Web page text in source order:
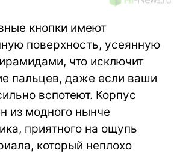
кнопки имеют
поверхность, усеянную
что исключит
пальцев, даже если ваши
вспотеют. Корпус
из модного нынче
приятного на ощупь
который неплохо